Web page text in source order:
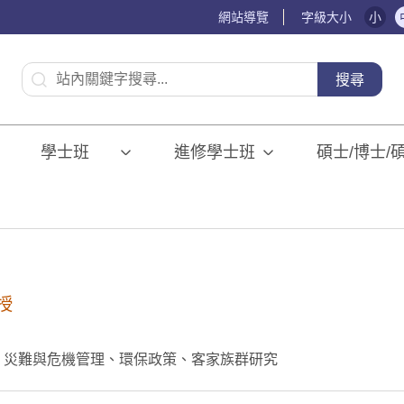
網站導覽 字級大小 小
搜尋
學士班⠀⠀ 進修學士班 碩士/博士/
難與危機管理、環保政策、客家族群研究